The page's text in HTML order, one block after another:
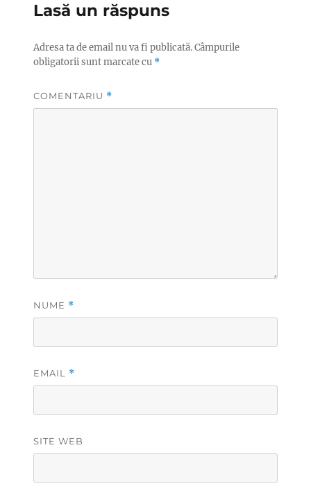
Lasă un răspuns
Adresa ta de email nu va fi publicată.Câmpurile
obligatorii sunt marcate cu *
COMENTARIU *
NUME *
EMAIL *
SITE WEB